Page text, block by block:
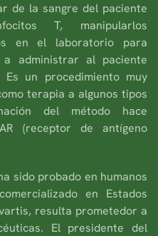
de la sangre del paciente
T, manipularlos
en el laboratorio para
a administrar al paciente
un procedimiento muy
terapia a algunos tipos
del método hace
(receptor de antígeno
sido probado en humanos
en Estados
resulta prometedor a
El presidente del